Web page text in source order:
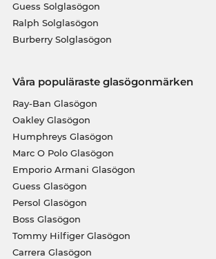
Guess Solglasögon
Ralph Solglasögon
Burberry Solglasögon
Våra populäraste glasögonmärken
Ray-Ban Glasögon
Oakley Glasögon
Humphreys Glasögon
Marc O Polo Glasögon
Emporio Armani Glasögon
Guess Glasögon
Persol Glasögon
Boss Glasögon
Tommy Hilfiger Glasögon
Carrera Glasögon